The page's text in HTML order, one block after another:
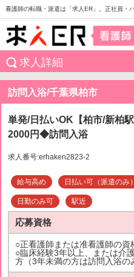
看護師の転職・派遣は「求人ER」。正社員・
求人詳細
訪問入浴/千葉県柏市
単発/日払いOK【柏市/新柏
2000円◆訪問入浴
求人番号:erhaken2823-2
給与高め 日払い可（派遣のみ）
日勤のみ可 駅近
応募資格
○正看護師または准看護師の資
○臨床経験3年以上、または介
方（3年未満の方は訪問入浴の